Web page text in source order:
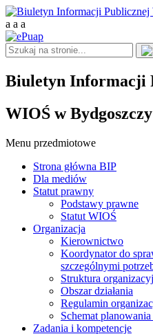
a a a
Biuletyn Informacji
WIOŚ w Bydgoszczy
Menu przedmiotowe
Strona główna BIP
Dla mediów
Statut prawny
Podstawy prawne
Statut WIOŚ
Organizacja
Kierownictwo
Koordynator do
szczególnymi
Struktura
Obszar działania
Regulamin
Schemat
Zadania i kompetencje